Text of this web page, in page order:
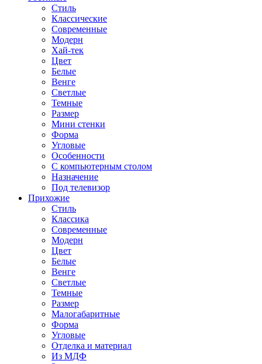
Стиль
Классические
Современные
Модерн
Хай-тек
Цвет
Белые
Венге
Светлые
Темные
Размер
Мини стенки
Форма
Угловые
Особенности
С компьютерным столом
Назначение
Под телевизор
Прихожие
Стиль
Классика
Современные
Модерн
Цвет
Белые
Венге
Светлые
Темные
Размер
Малогабаритные
Форма
Угловые
Отделка и материал
Из МДФ